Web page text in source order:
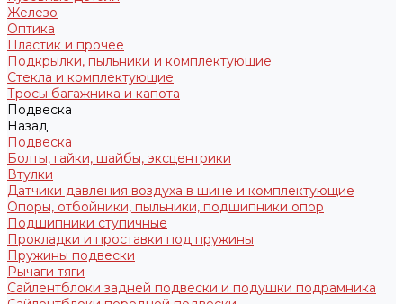
Железо
Оптика
Пластик и прочее
Подкрылки, пыльники и комплектующие
Стекла и комплектующие
Тросы багажника и капота
Подвеска
Назад
Подвеска
Болты, гайки, шайбы, эксцентрики
Втулки
Датчики давления воздуха в шине и комплектующие
Опоры, отбойники, пыльники, подшипники опор
Подшипники ступичные
Прокладки и проставки под пружины
Пружины подвески
Рычаги тяги
Сайлентблоки задней подвески и подушки подрамника